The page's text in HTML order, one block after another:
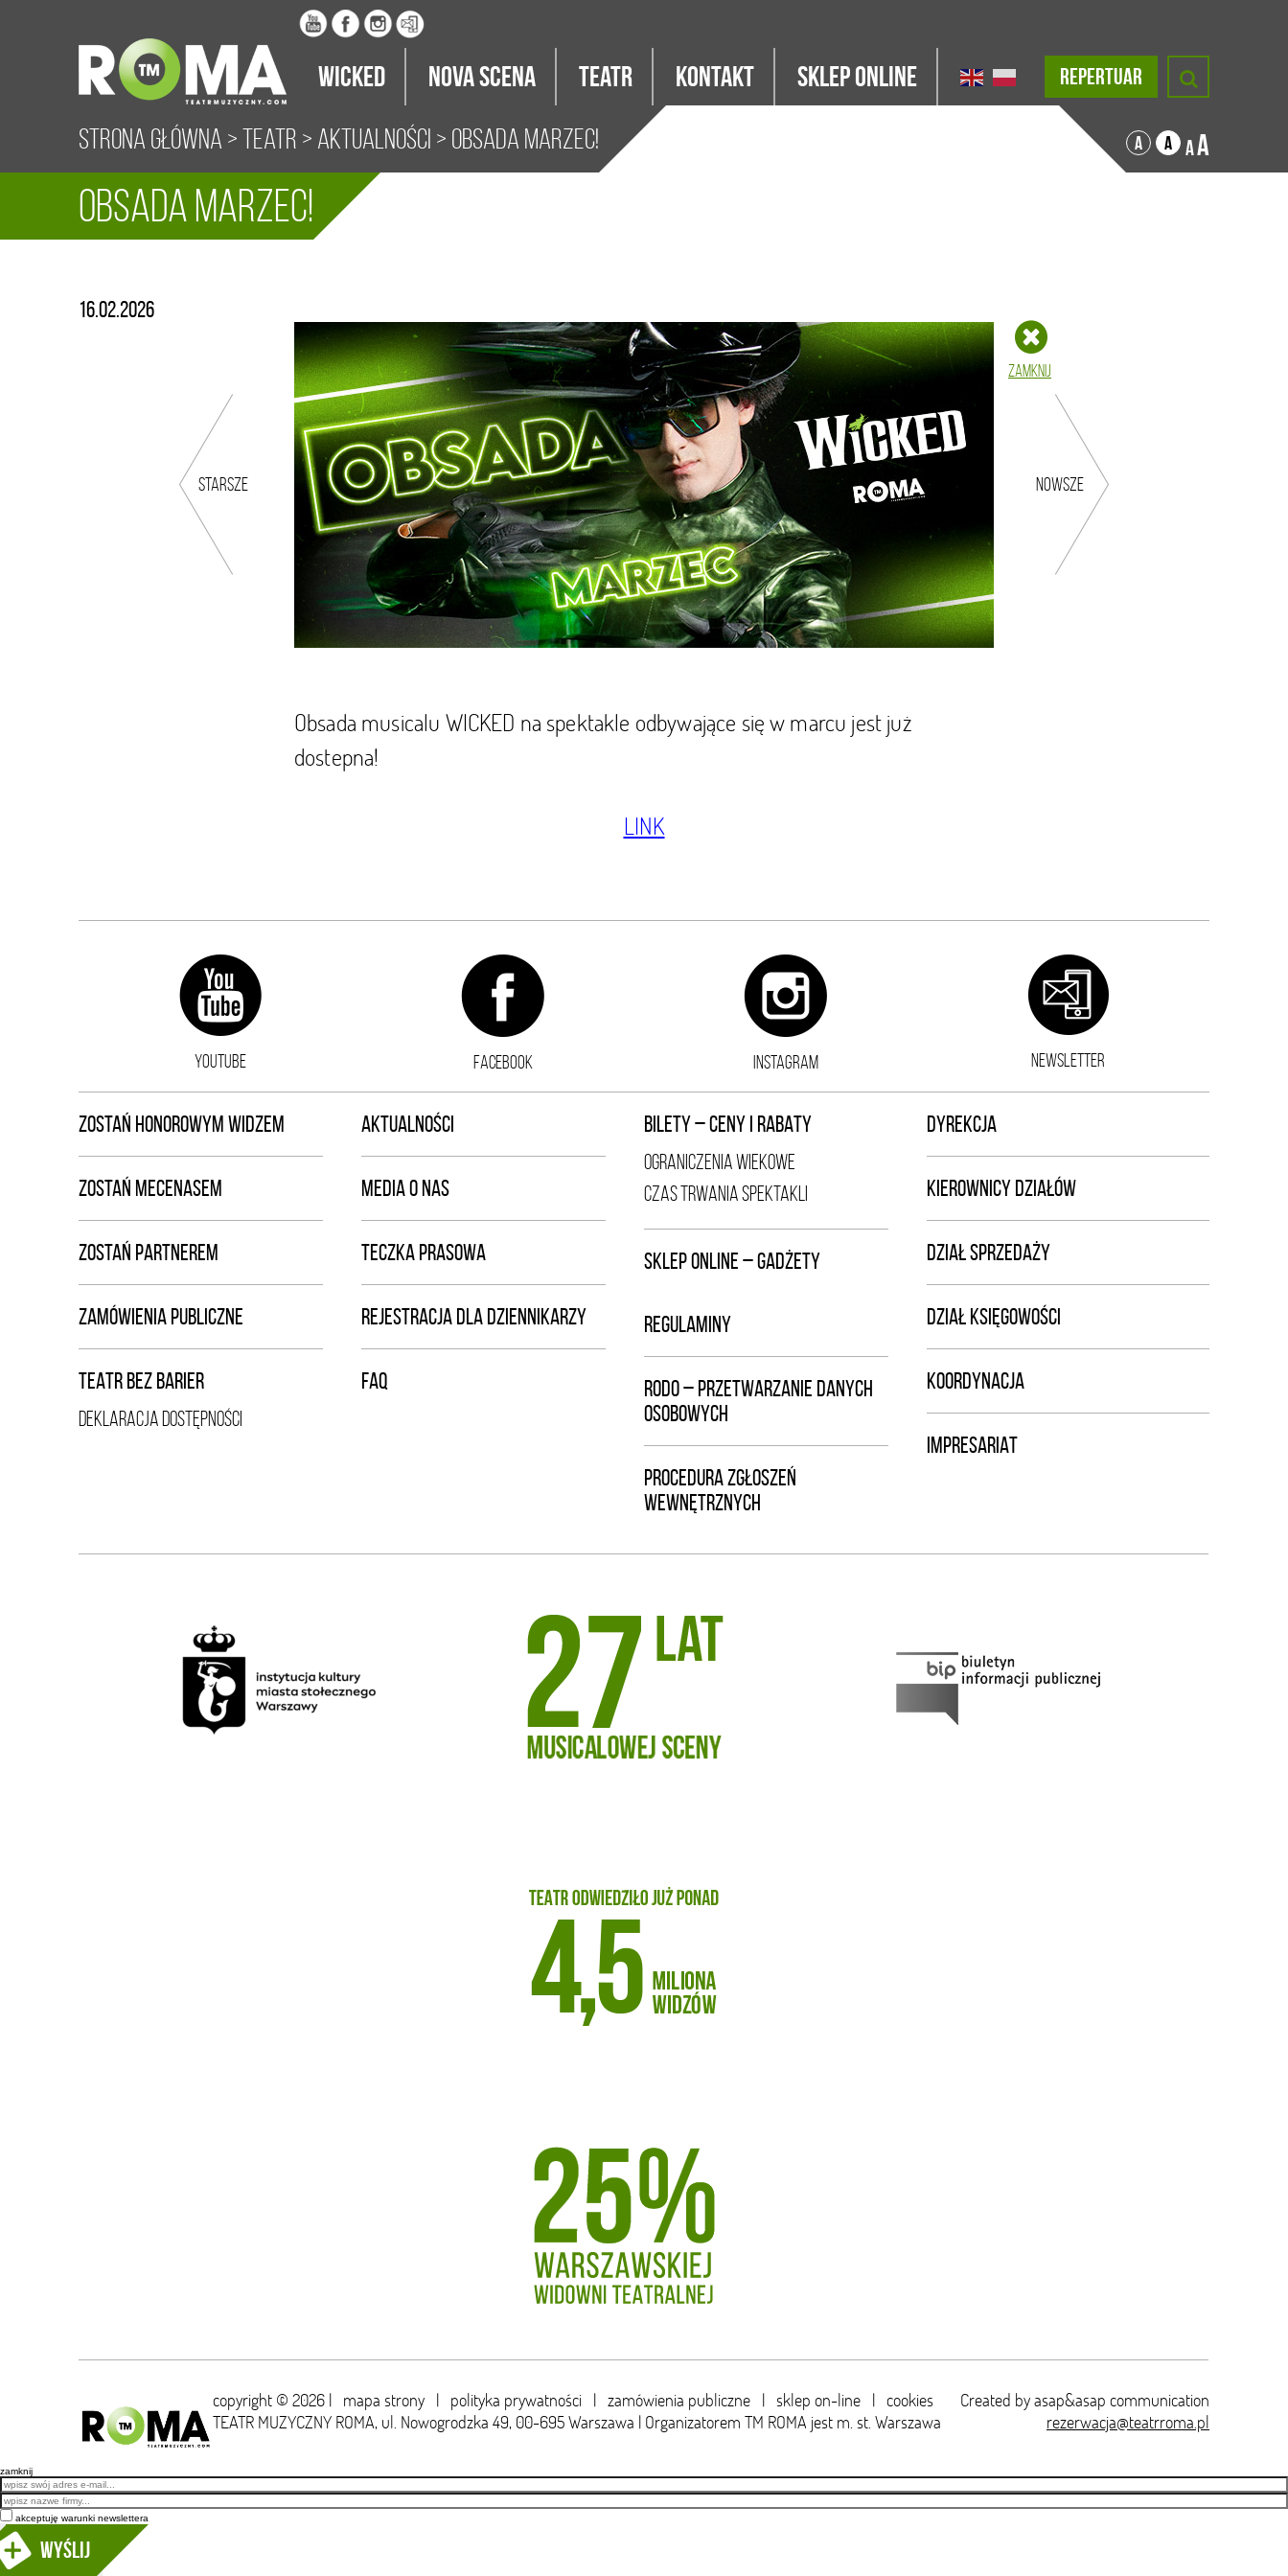
Wicked Nova Scena Teatr Kontakt Sklep Online REPERTUAR
Strona główna >Teatr > Aktualności > Obsada marzec! A A AA
Obsada marzec!
16.02.2026
Zamknij
nowsze
starsze
Obsada musicalu WICKED na spektakle odbywające się w marcu jest już
dostepna!
LINK
YOUTUBE FACEBOOK INSTAGRAM NEWSLETTER
ZOSTAŃ HONOROWYM WIDZEM
ZOSTAŃ MECENASEM
ZOSTAŃ PARTNEREM
ZAMÓWIENIA PUBLICZNE
TEATR BEZ BARIER
DEKLARACJA DOSTĘPNOŚCI
AKTUALNOŚCI
MEDIA O NAS
TECZKA PRASOWA
REJESTRACJA DLA DZIENNIKARZY
FAQ
BILETY – CENY I RABATY
OGRANICZENIA WIEKOWE
CZAS TRWANIA SPEKTAKLI
SKLEP ONLINE – GADŻETY
REGULAMINY
RODO – PRZETWARZANIE DANYCH
OSOBOWYCH
PROCEDURA ZGŁOSZEŃ
WEWNĘTRZNYCH
DYREKCJA
KIEROWNICY DZIAŁÓW
DZIAŁ SPRZEDAŻY
DZIAŁ KSIĘGOWOŚCI
KOORDYNACJA
IMPRESARIAT
copyright © 2026 | mapa strony | polityka prywatności | zamówienia publiczne | sklep on-line | cookies
TEATR MUZYCZNY ROMA, ul. Nowogrodzka 49, 00-695 Warszawa | Organizatorem TM ROMA jest m. st. Warszawa
Created byasap&asap communication
rezerwacja@teatrroma.pl
zamknij
Email
akceptuję warunki newslettera
Wyślij